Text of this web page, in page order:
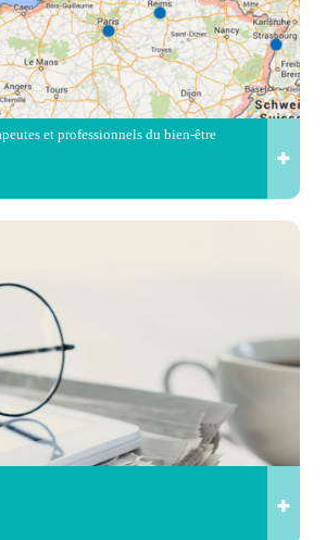
et professionnels du bien-être